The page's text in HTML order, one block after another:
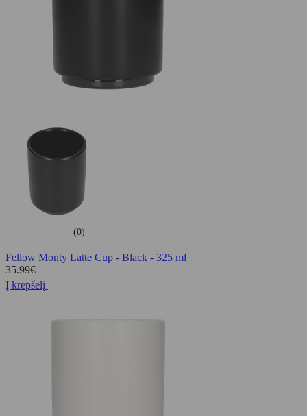
(0)
Fellow Monty Latte Cup - Black - 325 ml
35.99€
Į krepšelį